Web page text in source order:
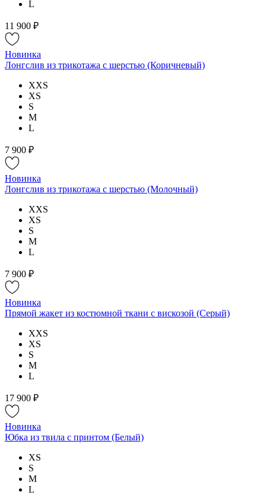
L
11 900 ₽
Новинка
Лонгслив из трикотажа с шерстью (Коричневый)
XXS
XS
S
M
L
7 900 ₽
Новинка
Лонгслив из трикотажа с шерстью (Молочный)
XXS
XS
S
M
L
7 900 ₽
Новинка
Прямой жакет из костюмной ткани с вискозой (Серый)
XXS
XS
S
M
L
17 900 ₽
Новинка
Юбка из твила с принтом (Белый)
XS
S
M
L